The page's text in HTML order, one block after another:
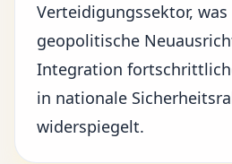
Verteidigungssektor,
geopolitische
Integration
in nationale
widerspiegelt.